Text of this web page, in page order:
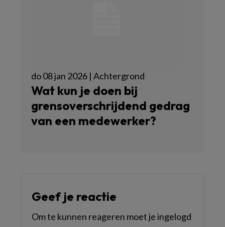
do 08 jan 2026 | Achtergrond
Wat kun je doen bij
grensoverschrijdend gedrag
van een medewerker?
Geef je reactie
Om te kunnen reageren moet je ingelogd